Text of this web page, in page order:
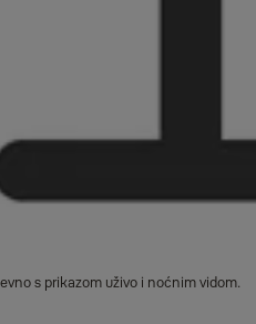
s prikazom uživo i noćnim vidom.​